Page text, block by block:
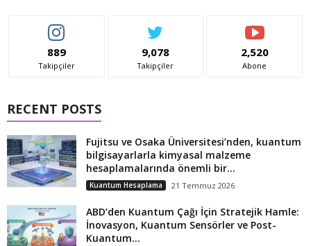
889
Takipçiler
9,078
Takipçiler
2,520
Abone
RECENT POSTS
Fujitsu ve Osaka Üniversitesi’nden, kuantum
bilgisayarlarla kimyasal malzeme
hesaplamalarında önemli bir...
Kuantum Hesaplama 21 Temmuz 2026
ABD’den Kuantum Çağı İçin Stratejik Hamle:
İnovasyon, Kuantum Sensörler ve Post-
Kuantum...